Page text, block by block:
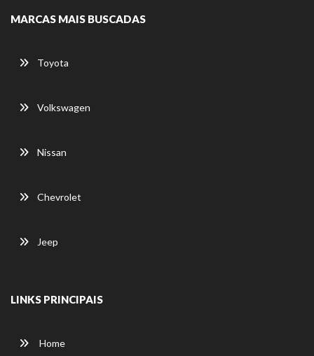
MARCAS MAIS BUSCADAS
Toyota
Volkswagen
Nissan
Chevrolet
Jeep
LINKS PRINCIPAIS
Home